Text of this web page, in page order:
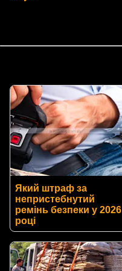
Який штраф за
непристебнутий
ремінь безпеки у 2026
році